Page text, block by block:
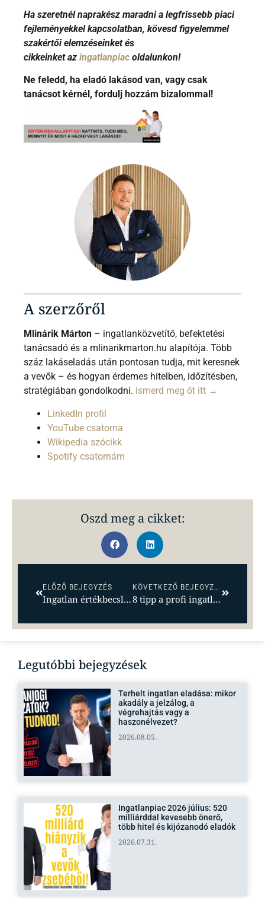
Ha szeretnél naprakész maradni a legfrissebb piaci
fejleményekkel kapcsolatban, kövesd figyelemmel
szakértői elemzéseinket és
cikkeinket az ingatlanpiac oldalunkon!
Ne feledd, ha eladó lakásod van, vagy csak
tanácsot kérnél, fordulj hozzám bizalommal!
A szerzőről
Mlinárik Márton – ingatlanközvetítő, befektetési
tanácsadó és a mlinarikmarton.hu alapítója. Több
száz lakáseladás után pontosan tudja, mit keresnek
a vevők – és hogyan érdemes hitelben, időzítésben,
stratégiában gondolkodni. Ismerd meg őt itt →
LinkedIn profil
YouTube csatorna
Wikipedia szócikk
Spotify csatornám
Oszd meg a cikket:
ELŐZŐ BEJEGYZÉS
Ingatlan értékbecslés – minden, amit tudni akartál
KÖVETKEZŐ BEJEGYZÉS
8 tipp a profi ingatlanos kiválasztásához
Legutóbbi bejegyzések
Terhelt ingatlan eladása: mikor
akadály a jelzálog, a
végrehajtás vagy a
haszonélvezet?
2026.08.05.
Ingatlanpiac 2026 július: 520
milliárddal kevesebb önerő,
több hitel és kijózanodó eladók
2026.07.31.